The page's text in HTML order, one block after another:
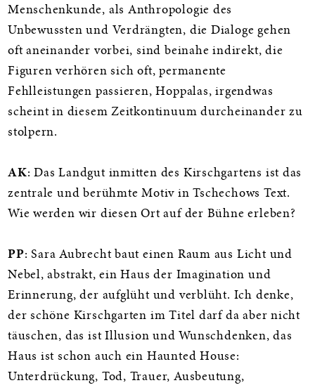
Menschenkunde, als Anthropologie des
Unbewussten und Verdrängten, die Dialoge gehen
oft aneinander vorbei, sind beinahe indirekt, die
Figuren verhören sich oft, permanente
Fehlleistungen passieren, Hoppalas, irgendwas
scheint in diesem Zeitkontinuum durcheinander zu
stolpern.
AK: Das Landgut inmitten des Kirschgartens ist das
zentrale und berühmte Motiv in Tschechows Text.
Wie werden wir diesen Ort auf der Bühne erleben?
PP: Sara Aubrecht baut einen Raum aus Licht und
Nebel, abstrakt, ein Haus der Imagination und
Erinnerung, der aufglüht und verblüht. Ich denke,
der schöne Kirschgarten im Titel darf da aber nicht
täuschen, das ist Illusion und Wunschdenken, das
Haus ist schon auch ein Haunted House:
Unterdrückung, Tod, Trauer, Ausbeutung,